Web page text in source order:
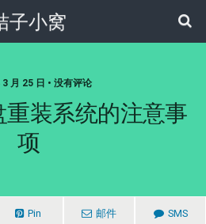
子小窝
月 25 日 • 没有评论
重装系统的注意事
项
Pin 邮件 SMS